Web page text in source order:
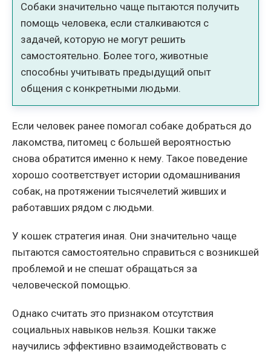
Собаки значительно чаще пытаются получить
помощь человека, если сталкиваются с
задачей, которую не могут решить
самостоятельно. Более того, животные
способны учитывать предыдущий опыт
общения с конкретными людьми.
Если человек ранее помогал собаке добраться до
лакомства, питомец с большей вероятностью
снова обратится именно к нему. Такое поведение
хорошо соответствует истории одомашнивания
собак, на протяжении тысячелетий живших и
работавших рядом с людьми.
У кошек стратегия иная. Они значительно чаще
пытаются самостоятельно справиться с возникшей
проблемой и не спешат обращаться за
человеческой помощью.
Однако считать это признаком отсутствия
социальных навыков нельзя. Кошки также
научились эффективно взаимодействовать с